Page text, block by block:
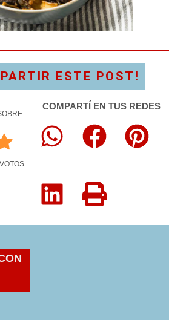
ESTE POST!
COMPARTÍ EN TUS REDES